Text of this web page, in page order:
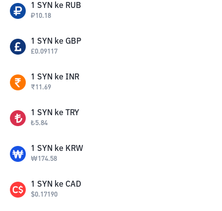
1 SYN ke RUB
₽10.18
1 SYN ke GBP
£0.09117
1 SYN ke INR
₹11.69
1 SYN ke TRY
₺5.84
1 SYN ke KRW
₩174.58
1 SYN ke CAD
$0.17190